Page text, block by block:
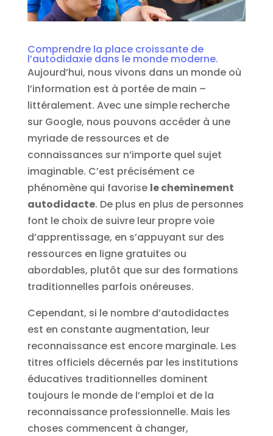
Comprendre la place croissante de
l’autodidaxie dans le monde moderne.
Aujourd’hui, nous vivons dans un monde où
l’information est à portée de main –
littéralement. Avec une simple recherche
sur Google, nous pouvons accéder à une
myriade de ressources et de
connaissances sur n’importe quel sujet
imaginable. C’est précisément ce
phénomène qui favorise le cheminement
autodidacte. De plus en plus de personnes
font le choix de suivre leur propre voie
d’apprentissage, en s’appuyant sur des
ressources en ligne gratuites ou
abordables, plutôt que sur des formations
traditionnelles parfois onéreuses.
Cependant, si le nombre d’autodidactes
est en constante augmentation, leur
reconnaissance est encore marginale. Les
titres officiels décernés par les institutions
éducatives traditionnelles dominent
toujours le monde de l’emploi et de la
reconnaissance professionnelle. Mais les
choses commencent à changer,